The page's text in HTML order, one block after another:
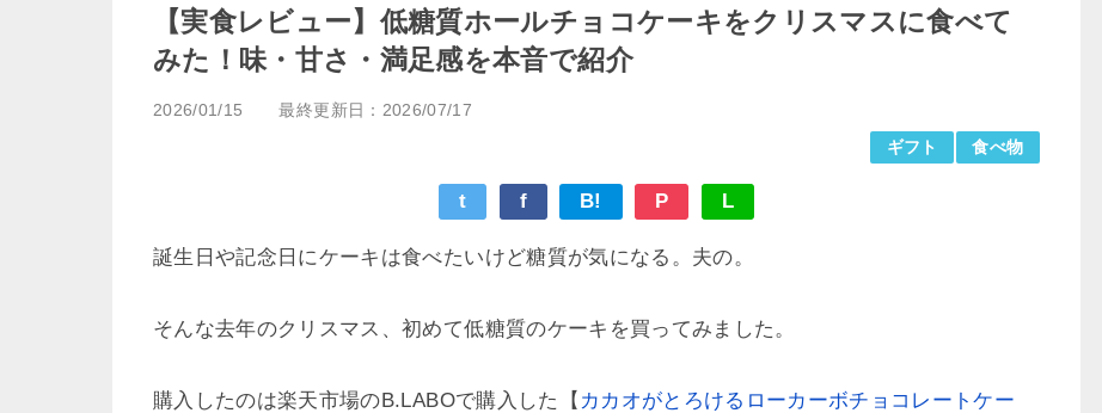
【実食レビュー】低糖質ホールチョコケーキをクリスマスに食べて
みた！味・甘さ・満足感を本音で紹介
2026/01/15 最終更新日：2026/07/17
ギフト 食べ物
t f B! P L
誕生日や記念日にケーキは食べたいけど糖質が気になる。夫の。
そんな去年のクリスマス、初めて低糖質のケーキを買ってみました。
購入したのは楽天市場のB.LABOで購入した【 カカオがとろけるローカーボチョコレートケー